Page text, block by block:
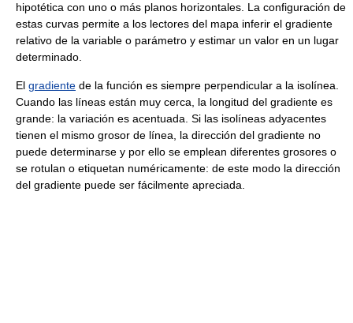
hipotética con uno o más planos horizontales. La configuración de
estas curvas permite a los lectores del mapa inferir el gradiente
relativo de la variable o parámetro y estimar un valor en un lugar
determinado.
El gradiente de la función es siempre perpendicular a la isolínea.
Cuando las líneas están muy cerca, la longitud del gradiente es
grande: la variación es acentuada. Si las isolíneas adyacentes
tienen el mismo grosor de línea, la dirección del gradiente no
puede determinarse y por ello se emplean diferentes grosores o
se rotulan o etiquetan numéricamente: de este modo la dirección
del gradiente puede ser fácilmente apreciada.